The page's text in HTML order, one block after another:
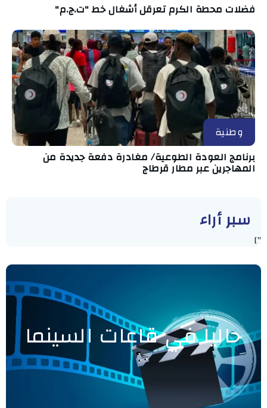
فضلات محطة الكرم تعرقل أشغال خط "ت.ج.م"
وطنية
برنامج العودة الطوعية/ مغادرة دفعة جديدة من
المهاجرين عبر مطار قرطاج
سبر أراء
"]
حاليا في قاعات السينما